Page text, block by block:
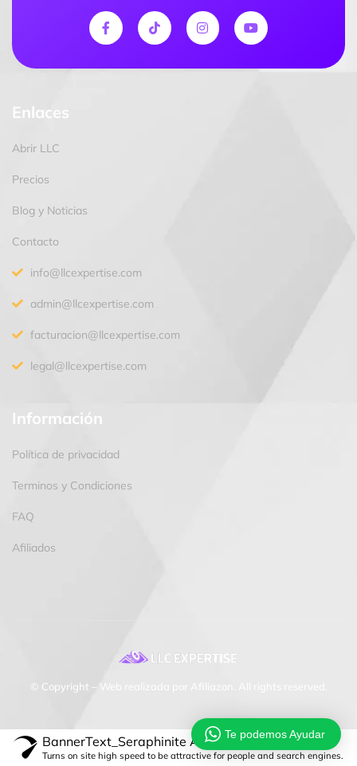
Enlaces
Abrir LLC
Precios
Blog y Noticias
Contacto
info@llcexpertise.com
admin@llcexpertise.com
facturacion@llcexpertise.com
legal@llcexpertise.com
Información
Política de privacidad
Terminos y Condiciones
FAQ
Afiliados
© Copyright – Web realizada por Afiliazon. All rights reserved.
BannerText_Seraphinite Accelerator
Turns on site high speed to be attractive for people and search engines.
Te podemos Ayudar